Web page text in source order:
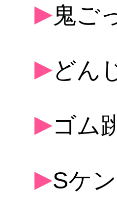
▶鬼ご
▶どん
▶ゴム
▶Sケン